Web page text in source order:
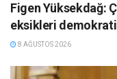
Figen Yüksekdağ:
eksikleri
8 AĞUSTOS 2026